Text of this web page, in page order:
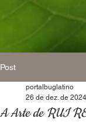
Post
A Arte de RUI
portalbuglatino
26 de dez. de 2024